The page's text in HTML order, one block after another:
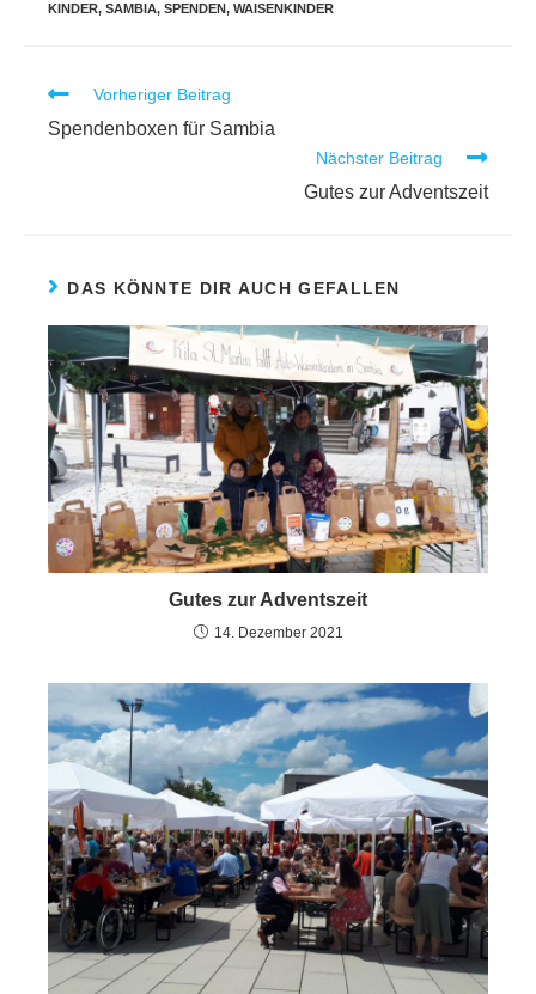
KINDER, SAMBIA, SPENDEN, WAISENKINDER
Vorheriger Beitrag
Spendenboxen für Sambia
Nächster Beitrag
Gutes zur Adventszeit
DAS KÖNNTE DIR AUCH GEFALLEN
Gutes zur Adventszeit
14. Dezember 2021